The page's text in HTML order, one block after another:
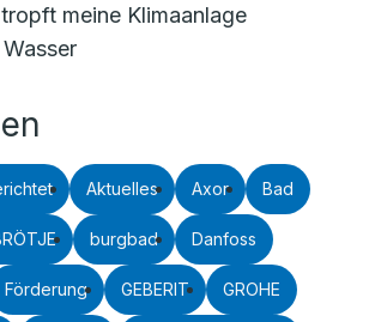
meine Klimaanlage
Aktuelles Axor Bad
burgbad Danfoss
Förderung GEBERIT GROHE